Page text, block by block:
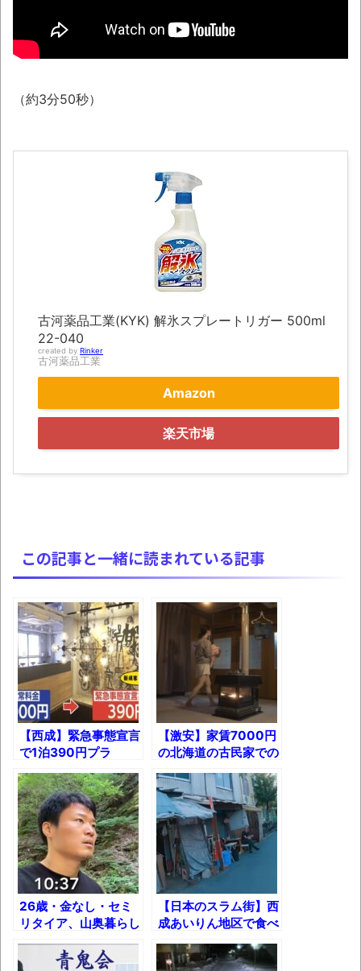
ドアノブの修理を頼んだら…とんでもない事に
なった
36年 ～因果な逆転劇～
お前らの身体の悩み教えてくれ
『FF15』が発売10周年！ノクティスフィギ
ュアなどが当たる記念くじが登場です
みんななんだかんだ言ってお金持ってんじ
「アメリカのヤンキーがアジア人にケンカ
を売った結果ｗｗｗ」 ほか
【読書感想】山野辺太郎『いつか深い穴に
映画ちいかわ観に行ったので感想を書きま
す(若干ネタバレあり) 26/07/25
マケイン9巻＆アニメ公式ガイド感想
体験談：仕事で同じビルの中に入っている
グループ会社の嫁子 [ほのぼの]
葉月つばさちゃん、昔から見てるんだけど
かなりお姉さんになったね
壊れたエアコンと歌えないボク
バージョンアップ情報更新 AOMEI
Backupper Standard 8.3.0 などバージョンア
ップ
高嶋ちさ子、ダウン症の姉が暴行事件！事
件の一部始終と衝撃の結末
【呆然】北海道旅行ワイ「ウニイクラ丼特
盛で食うぞ！！！うおおおおおおお
お！！！！！」→結
果･････････････････････････････
【動画】カニ、ちょっかい出してきた陰に
ブチギレ
長野県のなめこのデカさが規格外だったｗ
（約3分50秒）
古河薬品工業(KYK) 解氷スプレートリガー 500ml
22-040
created by Rinker
古河薬品工業
Amazon
楽天市場
この記事と一緒に読まれている記事
【西成】緊急事態宣言
で1泊390円プラ
ン！“何年も住んでい
る人”も･･･激安ホテル
の人間模様
【激安】家賃7000円
の北海道の古民家での
田舎暮らし！
26歳・金なし・セミ
リタイア、山奥暮らし
のルーティン
【日本のスラム街】西
成あいりん地区で食べ
たおすすめの激安屋台
&ローカルグルメ8